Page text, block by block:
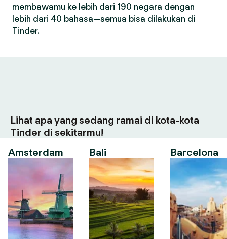
membawamu ke lebih dari 190 negara dengan
lebih dari 40 bahasa—semua bisa dilakukan di
Tinder.
Lihat apa yang sedang ramai di kota-kota
Tinder di sekitarmu!
Amsterdam
Bali Barcelona